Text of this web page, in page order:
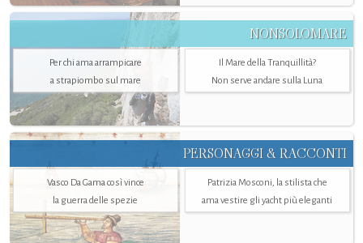
NONSOLOMARE
Per chi ama arrampicare
a strapiombo sul mare
Il Mare della Tranquillità?
Non serve andare sulla Luna
PERSONAGGI & RACCONTI
Vasco Da Gama così vince
la guerra delle spezie
Patrizia Mosconi, la stilista che
ama vestire gli yacht più eleganti